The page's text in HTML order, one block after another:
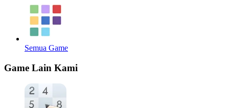
Semua Game
Game Lain Kami